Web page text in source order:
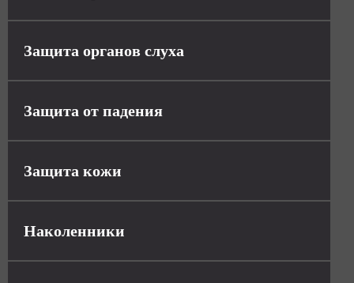
Защита органов слуха
Защита от падения
Защита кожи
Наколенники